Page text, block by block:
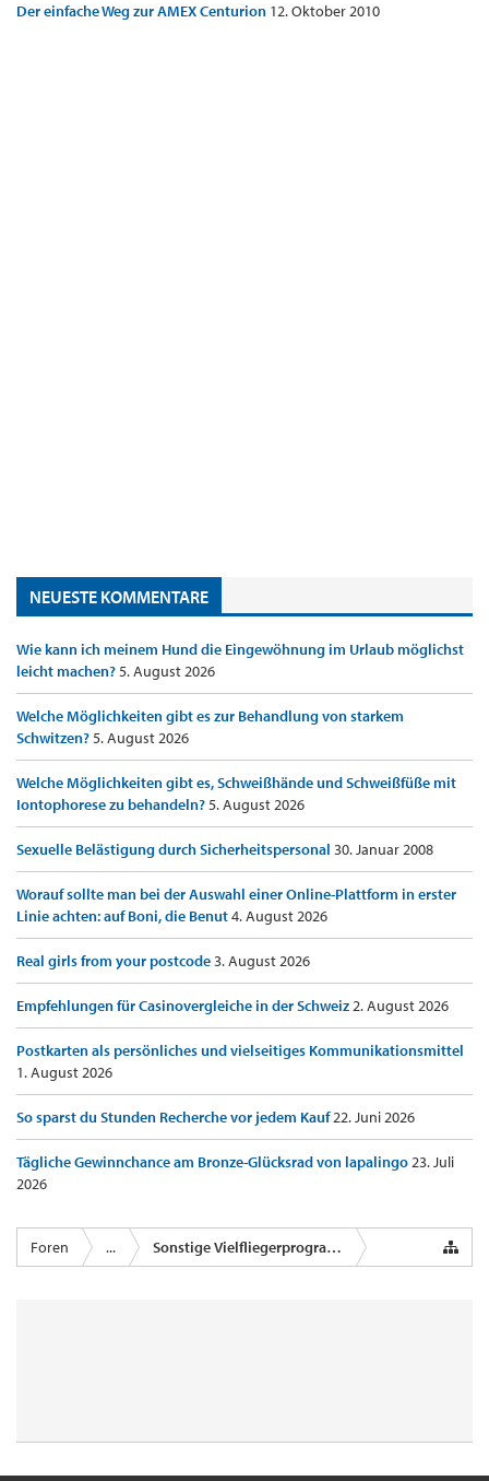
Der einfache Weg zur AMEX Centurion 12. Oktober 2010
NEUESTE KOMMENTARE
Wie kann ich meinem Hund die Eingewöhnung im Urlaub möglichst
leicht machen?5. August 2026
Welche Möglichkeiten gibt es zur Behandlung von starkem
Schwitzen?5. August 2026
Welche Möglichkeiten gibt es, Schweißhände und Schweißfüße mit
Iontophorese zu behandeln?5. August 2026
Sexuelle Belästigung durch Sicherheitspersonal 30. Januar 2008
Worauf sollte man bei der Auswahl einer Online-Plattform in erster
Linie achten: auf Boni, die Benut4. August 2026
Real girls from your postcode3. August 2026
Empfehlungen für Casinovergleiche in der Schweiz2. August 2026
Postkarten als persönliches und vielseitiges Kommunikationsmittel
1. August 2026
So sparst du Stunden Recherche vor jedem Kauf22. Juni 2026
Tägliche Gewinnchance am Bronze-Glücksrad von lapalingo23. Juli
2026
Foren ... Sonstige Vielfliegerprogramme